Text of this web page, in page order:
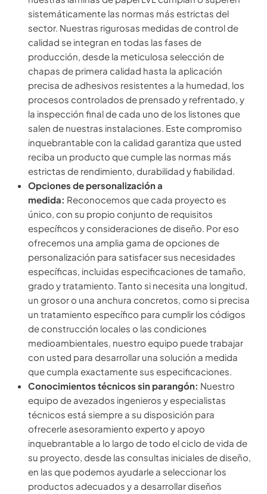
sistemáticamente las normas más estrictas del
sector. Nuestras rigurosas medidas de control de
calidad se integran en todas las fases de
producción, desde la meticulosa selección de
chapas de primera calidad hasta la aplicación
precisa de adhesivos resistentes a la humedad, los
procesos controlados de prensado y refrentado, y
la inspección final de cada uno de los listones que
salen de nuestras instalaciones. Este compromiso
inquebrantable con la calidad garantiza que usted
reciba un producto que cumple las normas más
estrictas de rendimiento, durabilidad y fiabilidad.
Opciones de personalización a
medida: Reconocemos que cada proyecto es
único, con su propio conjunto de requisitos
específicos y consideraciones de diseño. Por eso
ofrecemos una amplia gama de opciones de
personalización para satisfacer sus necesidades
específicas, incluidas especificaciones de tamaño,
grado y tratamiento. Tanto si necesita una longitud,
un grosor o una anchura concretos, como si precisa
un tratamiento específico para cumplir los códigos
de construcción locales o las condiciones
medioambientales, nuestro equipo puede trabajar
con usted para desarrollar una solución a medida
que cumpla exactamente sus especificaciones.
Conocimientos técnicos sin parangón: Nuestro
equipo de avezados ingenieros y especialistas
técnicos está siempre a su disposición para
ofrecerle asesoramiento experto y apoyo
inquebrantable a lo largo de todo el ciclo de vida de
su proyecto, desde las consultas iniciales de diseño,
en las que podemos ayudarle a seleccionar los
productos adecuados y a desarrollar diseños